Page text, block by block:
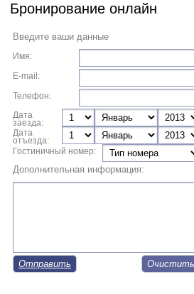
Бронирование онлайн
Введите ваши данные
Имя:
E-mail:
Телефон:
Дата
заезда:
Дата
отъезда:
Гостиничный номер:
Дополнительная информация:
Отправить